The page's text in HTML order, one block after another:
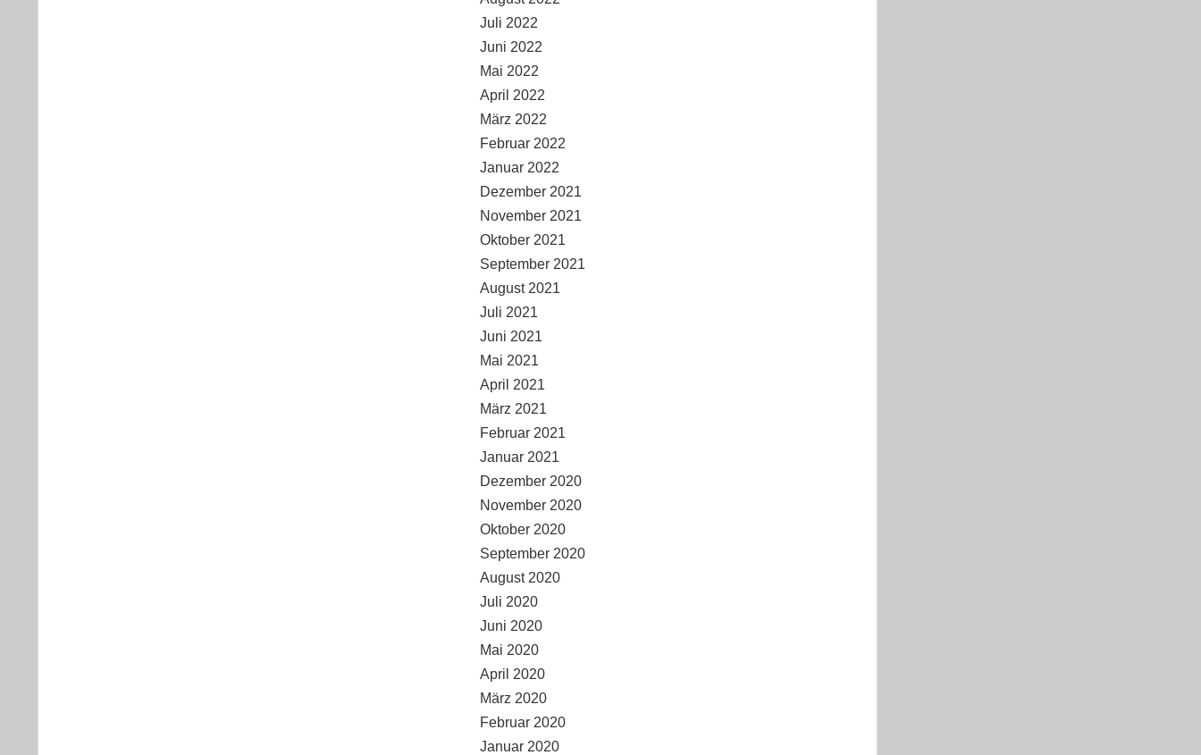
Juli 2022
Juni 2022
Mai 2022
April 2022
März 2022
Februar 2022
Januar 2022
Dezember 2021
November 2021
Oktober 2021
September 2021
August 2021
Juli 2021
Juni 2021
Mai 2021
April 2021
März 2021
Februar 2021
Januar 2021
Dezember 2020
November 2020
Oktober 2020
September 2020
August 2020
Juli 2020
Juni 2020
Mai 2020
April 2020
März 2020
Februar 2020
Januar 2020